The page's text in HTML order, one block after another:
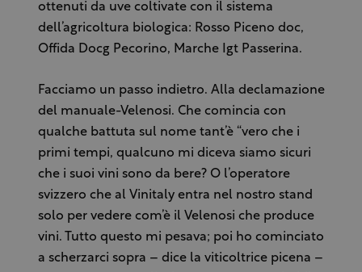
ottenuti da uve coltivate con il sistema
dell’agricoltura biologica: Rosso Piceno doc,
Offida Docg Pecorino, Marche Igt Passerina.
Facciamo un passo indietro. Alla declamazione
del manuale-Velenosi. Che comincia con
qualche battuta sul nome tant’è “vero che i
primi tempi, qualcuno mi diceva siamo sicuri
che i suoi vini sono da bere? O l’operatore
svizzero che al Vinitaly entra nel nostro stand
solo per vedere com’è il Velenosi che produce
vini. Tutto questo mi pesava; poi ho cominciato
a scherzarci sopra – dice la viticoltrice picena –